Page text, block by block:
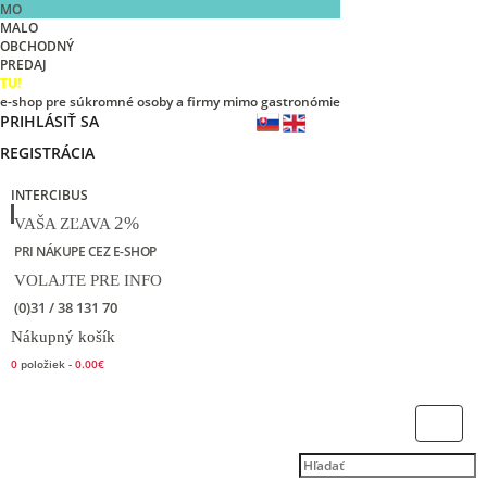
MO
MALO
OBCHODNÝ
PREDAJ
TU!
e-shop pre súkromné osoby a firmy mimo gastronómie
PRIHLÁSIŤ SA
REGISTRÁCIA
INTERCIBUS
VAŠA ZĽAVA 2%
PRI NÁKUPE CEZ E-SHOP
VOLAJTE PRE INFO
(0)31 / 38 131 70
Nákupný košík
0 položiek - 0.00€